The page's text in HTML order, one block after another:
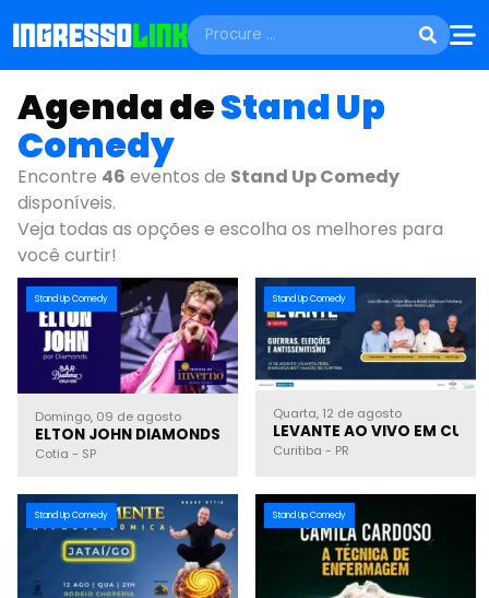
Agenda deStand Up
Comedy
Encontre 46 eventos de Stand Up Comedy
disponíveis.
Veja todas as opções e escolha os melhores para
você curtir!
Stand Up Comedy
Domingo, 09 de agosto
ELTON JOHN DIAMONDS NO BAR BRAHMA GRANJA VIANNA
Cotia - SP
Stand Up Comedy
Quarta, 12 de agosto
LEVANTE AO VIVO EM
Curitiba - PR
Stand Up Comedy Stand Up Comedy